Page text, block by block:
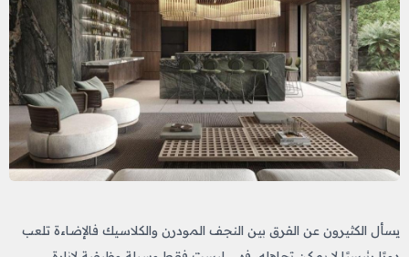
يسأل الكثيرون عن الفرق بين النجف المودرن والكلاسيك فالإضاءة تلعب